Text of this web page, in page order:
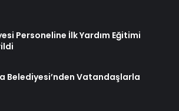
Personeline İlk Yardım Eğitimi
Belediyesi’nden Vatandaşlarla